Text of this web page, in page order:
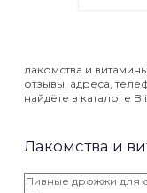
лакомства и
отзывы, адреса,
найдёте в каталоге
Лакомства и
Пивные дрожжи для